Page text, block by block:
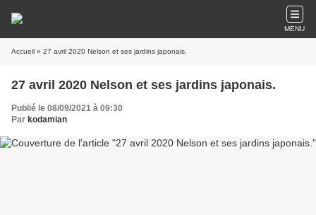
MENU
Accueil » 27 avril 2020 Nelson et ses jardins japonais.
27 avril 2020 Nelson et ses jardins japonais.
Publié le 08/09/2021 à 09:30
Par kodamian